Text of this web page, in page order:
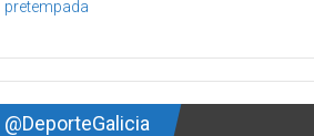
@DeporteGalicia